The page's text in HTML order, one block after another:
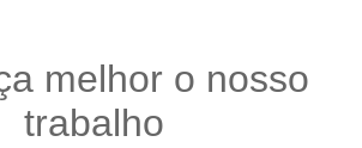
melhor o nosso
trabalho